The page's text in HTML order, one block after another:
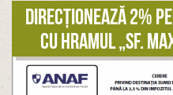
Direcționează 2%
cu hramul „Sf.